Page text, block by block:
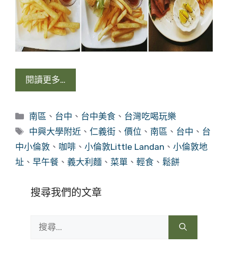
閱讀更多…
分
類
南區 、 台中 、 台中美食 、 台灣吃喝玩樂
標
籤
中興大學附近 、仁義街 、價位 、 南區 、 台中 、 台
中小倫敦 、 咖啡 、 小倫敦Little Landan 、 小倫敦地
址 、 早午餐 、 義大利麵 、 菜單 、 輕食 、 鬆餅
搜尋我們的文章
尋: